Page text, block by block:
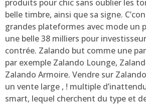
produits pour chic sans oublier les
belle timbre, ainsi que sa signe.
grandes plateformes avec mode un
une belle 38 milliers pour
contrée. Zalando but comme une
par exemple Zalando Lounge,
Zalando Armoire. Vendre sur
un vente large , ! multiple
smart, lequel cherchent du type et